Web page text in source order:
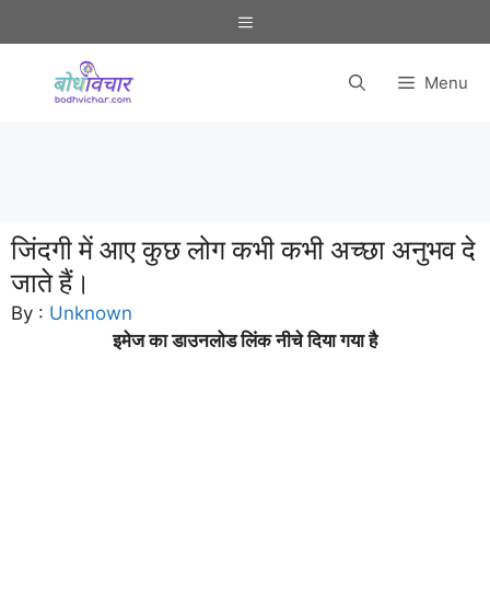
to
Menu
Menu
जिंदगी में आए कुछ लोग कभी कभी अच्छा अनुभव दे
जाते हैं।
By : Unknown
इमेज का डाउनलोड लिंक नीचे दिया गया है